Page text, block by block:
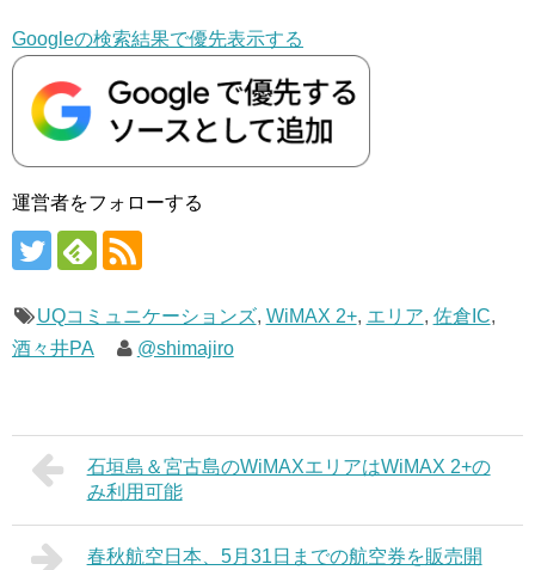
Googleの検索結果で優先表示する
運営者をフォローする
UQコミュニケーションズ, WiMAX 2+, エリア, 佐倉IC,
酒々井PA
@shimajiro
石垣島＆宮古島のWiMAXエリアはWiMAX 2+の
み利用可能
春秋航空日本、5月31日までの航空券を販売開